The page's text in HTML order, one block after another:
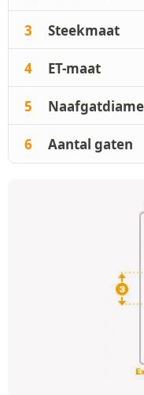
3 Steekmaat
4 ET-maat
5
6 Aantal gaten